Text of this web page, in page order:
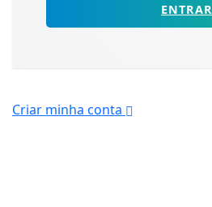
ENTRAR
Criar minha conta